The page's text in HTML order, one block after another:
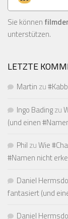
Sie können
unterstützen.
LETZTE
Martin zu
Ingo Badingzu
(und einen
Phil zuWie
#Namen nicht
Daniel
fantasiert (und
Daniel